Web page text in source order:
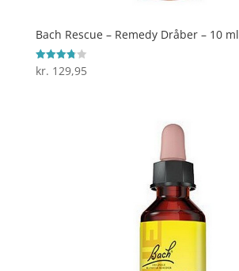
Bach Rescue – Remedy Dråber – 10 ml
Vurderet
3.8
kr. 129,95